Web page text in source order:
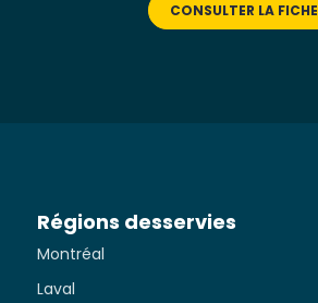
CONSULTER LA FICHE
Régions desservies
Montréal
Laval